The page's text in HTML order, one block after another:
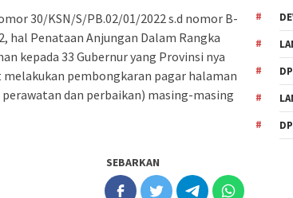
30/KSN/S/PB.02/01/2022 s.d nomor B-
hal Penataan Anjungan Dalam Rangka
kepada 33 Gubernur yang Provinsi nya
pembongkaran pagar halaman
dan perbaikan) masing-masing
SEBARKAN